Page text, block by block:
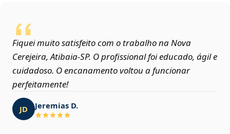
Fiquei muito satisfeito com o trabalho na Nova
Cerejeira, Atibaia‑SP. O profissional foi educado, ágil e
cuidadoso. O encanamento voltou a funcionar
perfeitamente!
JD Jeremias D.